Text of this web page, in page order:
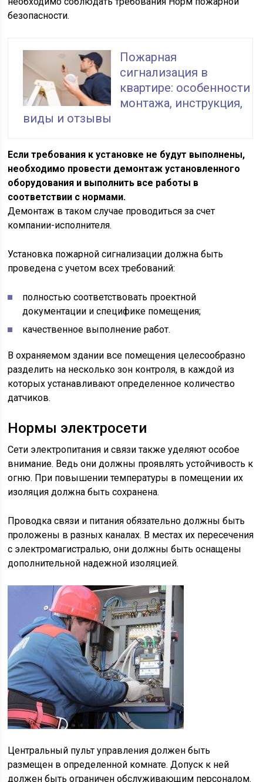
безопасности.
Пожарная
сигнализация в
квартире: особенности
монтажа, инструкция,
виды и отзывы
Если требования к установке не будут выполнены,
необходимо провести демонтаж установленного
оборудования и выполнить все работы в
соответствии с нормами.
Демонтаж в таком случае проводиться за счет
компании-исполнителя.
Установка пожарной сигнализации должна быть
проведена с учетом всех требований:
полностью соответствовать проектной
документации и специфике помещения;
качественное выполнение работ.
В охраняемом здании все помещения целесообразно
разделить на несколько зон контроля, в каждой из
которых устанавливают определенное количество
датчиков.
Нормы электросети
Сети электропитания и связи также уделяют особое
внимание. Ведь они должны проявлять устойчивость к
огню. При повышении температуры в помещении их
изоляция должна быть сохранена.
Проводка связи и питания обязательно должны быть
проложены в разных каналах. В местах их пересечения
с электромагистралью, они должны быть оснащены
дополнительной надежной изоляцией.
Центральный пульт управления должен быть
размещен в определенной комнате. Допуск к ней
должен быть ограничен обслуживающим персоналом.